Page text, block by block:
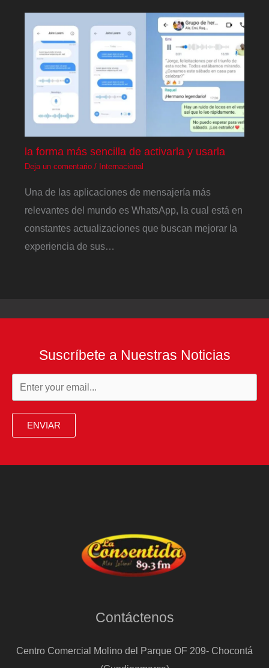
la forma más sencilla de activarla y usarla
Deja un comentario / Internacional
Una de las aplicaciones de mensajería más
relevantes del mundo es WhatsApp, la cual está en
constantes actualizaciones que buscan mejorar la
experiencia de sus…
Suscríbete a Nuestras Noticias
ENVIAR
Contáctenos
Centro Comercial Molino del Parque OF 209- Chocontá